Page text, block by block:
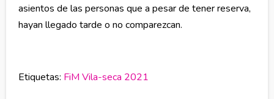
asientos de las personas que a pesar de tener reserva,
hayan llegado tarde o no comparezcan.
Etiquetas: FiM Vila-seca 2021